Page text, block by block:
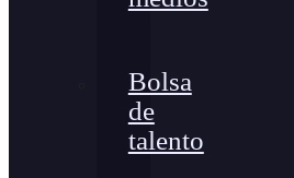
Bolsa
de
talento